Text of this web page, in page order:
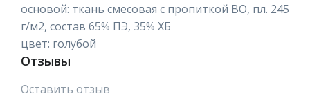
основой: ткань смесовая с пропиткой ВО, пл. 245
г/м2, состав 65% ПЭ, 35% ХБ
цвет: голубой
Отзывы
Оставить отзыв